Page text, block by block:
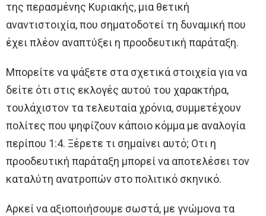
της περασμένης Κυριακής, μια θετική
αναντιστοιχία, που σηματοδοτεί τη δυναμική που
έχει πλέον αναπτύξει η προοδευτική παράταξη.
Μπορείτε να ψάξετε στα σχετικά στοιχεία για να
δείτε ότι στις εκλογές αυτού του χαρακτήρα,
τουλάχιστον τα τελευταία χρόνια, συμμετέχουν
πολίτες που ψηφίζουν κάποιο κόμμα με αναλογία
περίπου 1:4. Ξέρετε τι σημαίνει αυτό; Οτι η
προοδευτική παράταξη μπορεί να αποτελέσει τον
καταλύτη ανατροπών στο πολιτικό σκηνικό.
Αρκεί να αξιοποιήσουμε σωστά, με γνώμονα τα